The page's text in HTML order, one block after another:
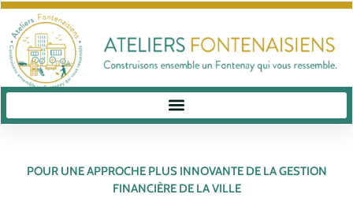
POUR UNE APPROCHE PLUS INNOVANTE DE LA GESTION
FINANCIÈRE DE LA VILLE